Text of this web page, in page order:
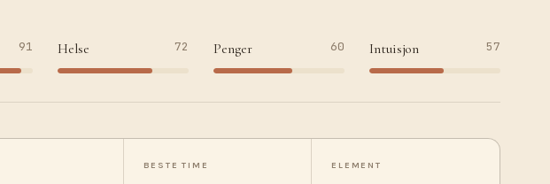
91 Helse 72 Penger 60 Intuisjon 57
BESTE TIME ELEMENT